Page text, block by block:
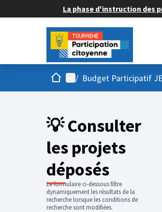
La phase d'instruction des
AccueilMenu principal
/ Budget Participatif
💡 Consulter
les projets
déposés
Le formulaire ci-dessous filtre
dynamiquement les résultats de la
recherche lorsque les conditions de
recherche sont modifiées.